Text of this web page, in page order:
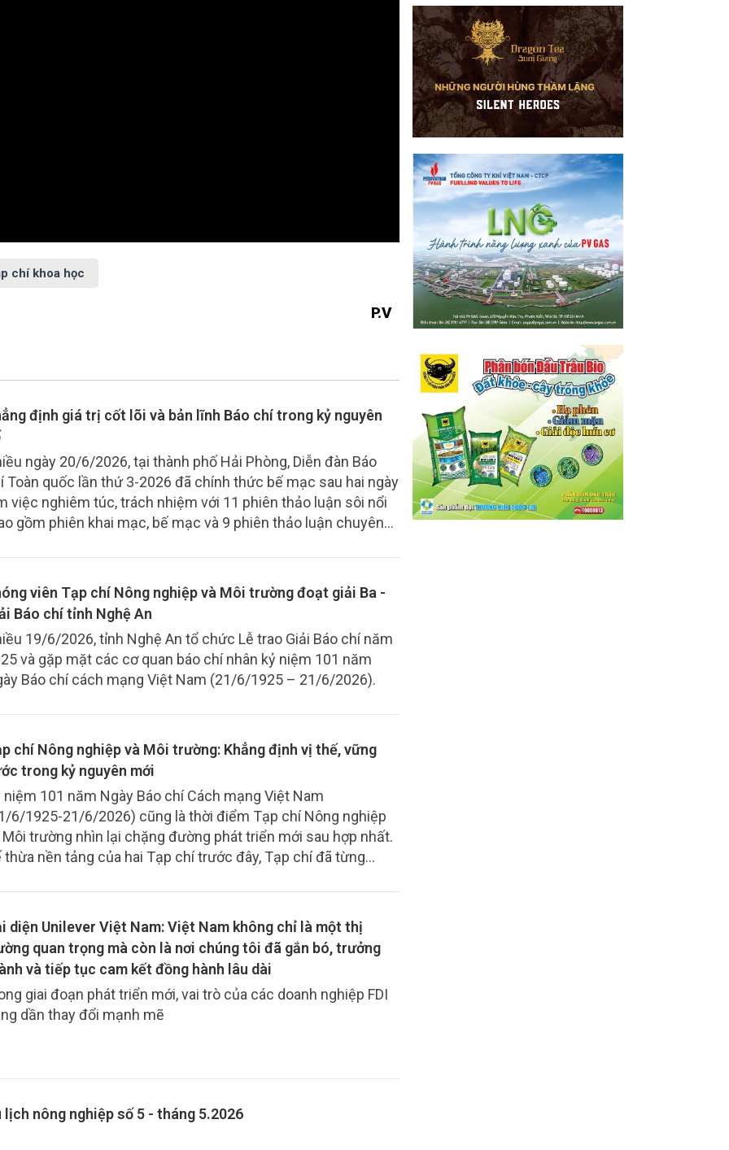
chí khoa học
P.V
định giá trị cốt lõi và bản lĩnh Báo chí trong kỷ nguyên
ngày 20/6/2026, tại thành phố Hải Phòng, Diễn đàn Báo
Toàn quốc lần thứ 3-2026 đã chính thức bế mạc sau hai ngày
việc nghiêm túc, trách nhiệm với 11 phiên thảo luận sôi nổi
gồm phiên khai mạc, bế mạc và 9 phiên thảo luận chuyên
các cơ quan báo chí, các chuyên gia, nhà báo tên tuổi cùng
đảo khách mời.
viên Tạp chí Nông nghiệp và Môi trường đoạt giải Ba -
Báo chí tỉnh Nghệ An
19/6/2026, tỉnh Nghệ An tổ chức Lễ trao Giải Báo chí năm
và gặp mặt các cơ quan báo chí nhân kỷ niệm 101 năm
Báo chí cách mạng Việt Nam (21/6/1925 – 21/6/2026).
chí Nông nghiệp và Môi trường: Khẳng định vị thế, vững
trong kỷ nguyên mới
niệm 101 năm Ngày Báo chí Cách mạng Việt Nam
6/1925-21/6/2026) cũng là thời điểm Tạp chí Nông nghiệp
Môi trường nhìn lại chặng đường phát triển mới sau hợp nhất.
thừa nền tảng của hai Tạp chí trước đây, Tạp chí đã từng
số, nâng cao chất lượng các ấn phẩm khoa học theo chuẩn
tế, đồng thời tổ chức nhiều diễn đàn, chương trình mang ý
thiết thực đối với ngành và cộng đồng. Những kết quả đạt
không chỉ góp phần khẳng định vị thế của một tờ Tạp chí
học trực thuộc Bộ, mà còn tạo nền tảng cho những bước
triển mới trong thời gian tới.
diện Unilever Việt Nam: Việt Nam không chỉ là một thị
quan trọng mà còn là nơi chúng tôi đã gắn bó, trưởng
và tiếp tục cam kết đồng hành lâu dài
giai đoạn phát triển mới, vai trò của các doanh nghiệp FDI
dần thay đổi mạnh mẽ
lịch nông nghiệp số 5 - tháng 5.2026